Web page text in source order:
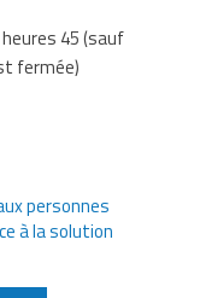
45 (sauf
fermée)
personnes
à la solution